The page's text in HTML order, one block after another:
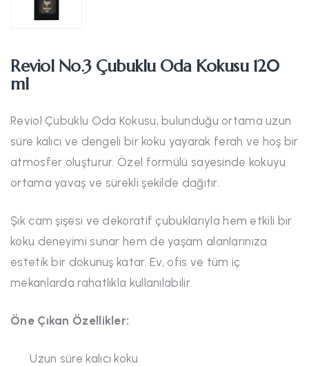
Reviol No.3 Çubuklu Oda Kokusu 120
ml
Reviol Çubuklu Oda Kokusu, bulunduğu ortama uzun
süre kalıcı ve dengeli bir koku yayarak ferah ve hoş bir
atmosfer oluşturur. Özel formülü sayesinde kokuyu
ortama yavaş ve sürekli şekilde dağıtır.
Şık cam şişesi ve dekoratif çubuklarıyla hem etkili bir
koku deneyimi sunar hem de yaşam alanlarınıza
estetik bir dokunuş katar. Ev, ofis ve tüm iç
mekanlarda rahatlıkla kullanılabilir.
Öne Çıkan Özellikler:
Uzun süre kalıcı koku